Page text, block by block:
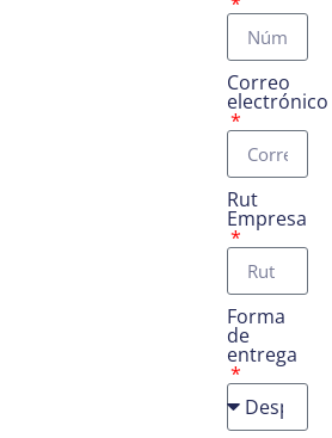
Correo
electrónico
Rut
Empresa
Forma
de
entrega